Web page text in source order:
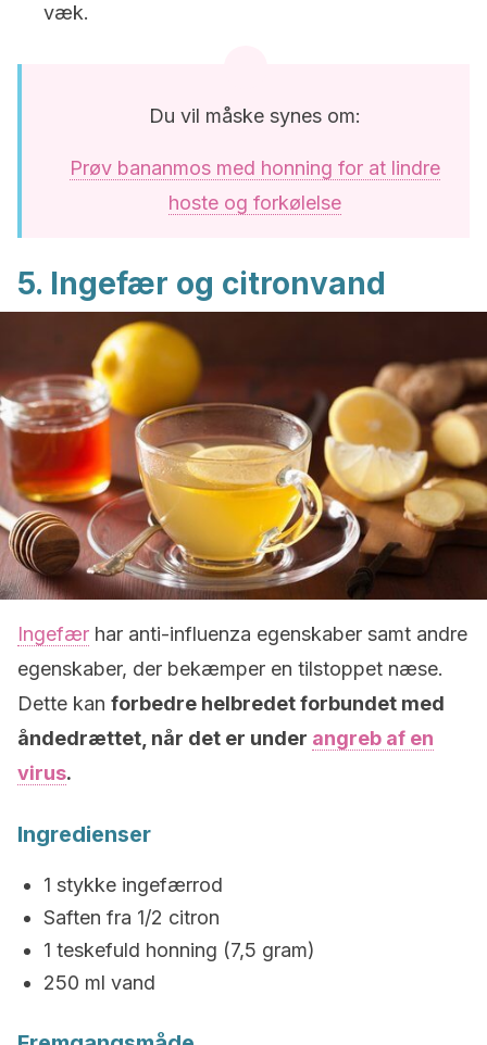
væk.
Du vil måske synes om:
Prøv bananmos med honning for at lindre
hoste og forkølelse
5. Ingefær og citronvand
Ingefær har anti-influenza egenskaber samt andre
egenskaber, der bekæmper en tilstoppet næse.
Dette kan forbedre helbredet forbundet med
åndedrættet, når det er under angreb af en
virus.
Ingredienser
1 stykke ingefærrod
Saften fra 1/2 citron
1 teskefuld honning (7,5 gram)
250 ml vand